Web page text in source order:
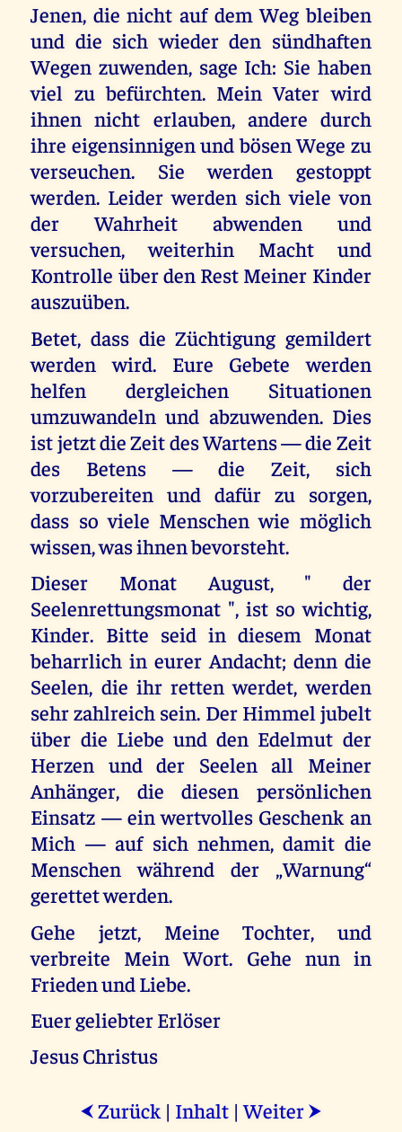
Jenen, die nicht auf dem Weg bleiben
und die sich wieder den sündhaften
Wegen zuwenden, sage Ich: Sie haben
viel zu befürchten. Mein Vater wird
ihnen nicht erlauben, andere durch
ihre eigensinnigen und bösen Wege zu
verseuchen. Sie werden gestoppt
werden. Leider werden sich viele von
der Wahrheit abwenden und
versuchen, weiterhin Macht und
Kontrolle über den Rest Meiner Kinder
auszuüben.
Betet, dass die Züchtigung gemildert
werden wird. Eure Gebete werden
helfen dergleichen Situationen
umzuwandeln und abzuwenden. Dies
ist jetzt die Zeit des Wartens — die Zeit
des Betens — die Zeit, sich
vorzubereiten und dafür zu sorgen,
dass so viele Menschen wie möglich
wissen, was ihnen bevorsteht.
Dieser Monat August, " der
Seelenrettungsmonat ", ist so wichtig,
Kinder. Bitte seid in diesem Monat
beharrlich in eurer Andacht; denn die
Seelen, die ihr retten werdet, werden
sehr zahlreich sein. Der Himmel jubelt
über die Liebe und den Edelmut der
Herzen und der Seelen all Meiner
Anhänger, die diesen persönlichen
Einsatz — ein wertvolles Geschenk an
Mich — auf sich nehmen, damit die
Menschen während der „Warnung“
gerettet werden.
Gehe jetzt, Meine Tochter, und
verbreite Mein Wort. Gehe nun in
Frieden und Liebe.
Euer geliebter Erlöser
Jesus Christus
⮜ Zurück | Inhalt |Weiter ⮞